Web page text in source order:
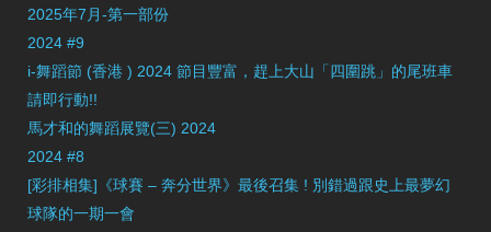
2025年7月-第一部份
2024 #9
i-舞蹈節 (香港 ) 2024 節目豐富，趕上大山「四圍跳」的尾班車
請即行動!!
馬才和的舞蹈展覽(三) 2024
2024 #8
[彩排相集]《球賽 – 奔分世界》最後召集 ! 別錯過跟史上最夢幻
球隊的一期一會